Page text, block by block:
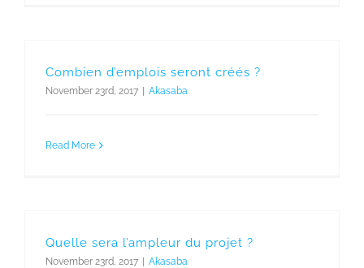
Combien d’emplois seront créés ?
November 23rd, 2017 | Akasaba
Read More
Quelle sera l’ampleur du projet ?
November 23rd, 2017 | Akasaba